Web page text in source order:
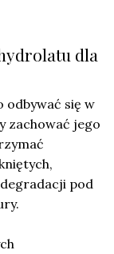
dla
odbywać się w
zachować jego
pod